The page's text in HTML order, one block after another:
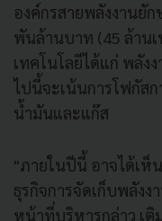
องค์กรสายพลังงานยั
พันล้านบาท (45 ล้าน
เทคโนโลยีได้แก่ พลัง
ไปนี้จะเน้นการโฟกัส
น้ำมันและแก๊ส
"ภายในปีนี้ อาจได้เห็
ธุรกิจการจัดเก็บพลังง
หน้าที่บริหารกล่าว เติ